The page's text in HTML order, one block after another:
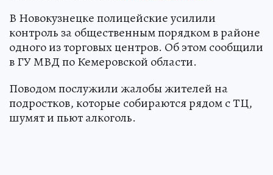
В Новокузнецке полицейские усилили
контроль за общественным порядком в районе
одного из торговых центров. Об этом сообщили
в ГУ МВД по Кемеровской области.
Поводом послужили жалобы жителей на
подростков, которые собираются рядом с ТЦ,
шумят и пьют алкоголь.